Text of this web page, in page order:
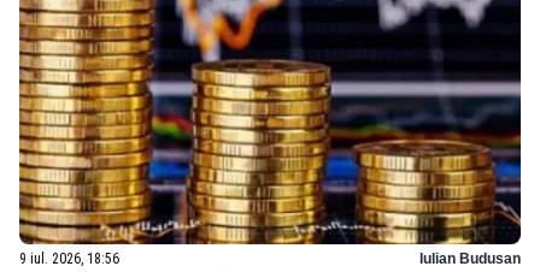
9 iul. 2026, 18:56 Iulian Budusan